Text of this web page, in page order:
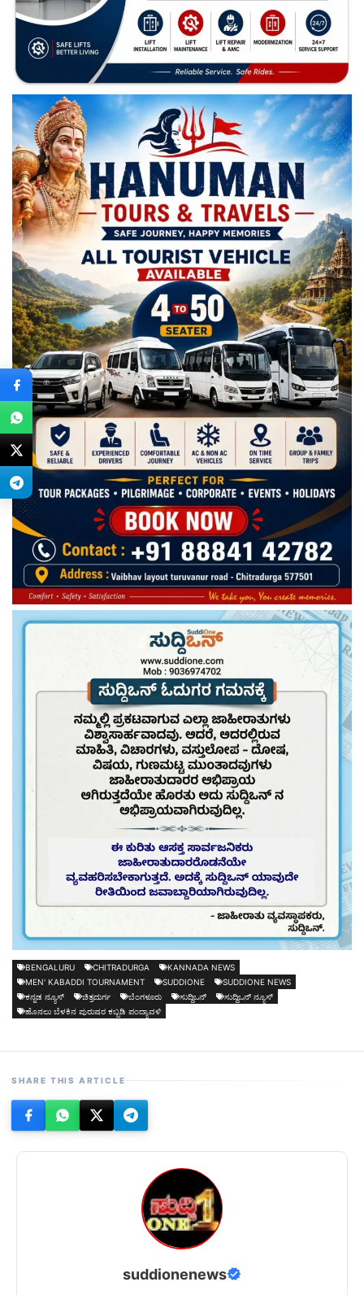
BENGALURU CHITRADURGA
KANNADA NEWS
MEN' KABADDI TOURNAMENT
SUDDIONE
SUDDIONE NEWS
ಕನ್ನಡ ನ್ಯೂಸ್
ಚಿತ್ರದುರ್ಗ ಬೆಂಗಳೂರು ಸುದ್ದಿಒನ್
ಸುದ್ದಿಒನ್ ನ್ಯೂಸ್
ಹೊನಲು ಬೆಳಕಿನ ಪುರುಷರ ಕಬ್ಬಡಿ ಪಂದ್ಯಾವಳಿ
SHARE THIS ARTICLE
suddionenews